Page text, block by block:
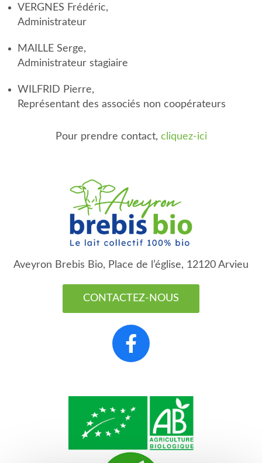
VERGNES Frédéric,
Administrateur
MAILLE Serge,
Administrateur stagiaire
WILFRID Pierre,
Représentant des associés non coopérateurs
Pour prendre contact, cliquez-ici
Aveyron Brebis Bio, Place de l’église, 12120 Arvieu
CONTACTEZ-NOUS